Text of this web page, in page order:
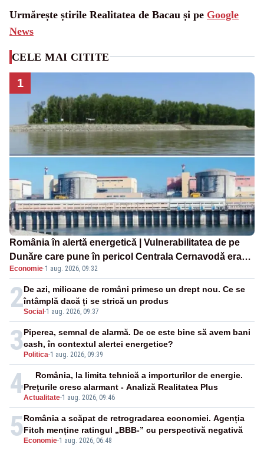
Urmărește știrile Realitatea de Bacau și pe Google
News
CELE MAI CITITE
1
România în alertă energetică | Vulnerabilitatea de pe
Dunăre care pune în pericol Centrala Cernavodă era
cunoscută de pe vremea lui Ceaușescu
Economie·1 aug. 2026, 09:32
2Social -1 aug. 2026, 09:37
De azi, milioane de români primesc un drept nou. Ce se
întâmplă dacă ți se strică un produs
3 Politica-1 aug. 2026, 09:39
Piperea, semnal de alarmă. De ce este bine să avem bani
cash, în contextul alertei energetice?
4Actualitate-1 aug. 2026, 09:46
România, la limita tehnică a importurilor de energie.
Prețurile cresc alarmant - Analiză Realitatea Plus
5 Economie-1 aug. 2026, 06:48
România a scăpat de retrogradarea economiei. Agenția
Fitch menține ratingul „BBB-” cu perspectivă negativă